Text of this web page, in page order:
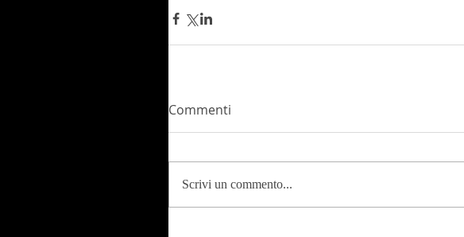
Commenti
Scrivi un commento...